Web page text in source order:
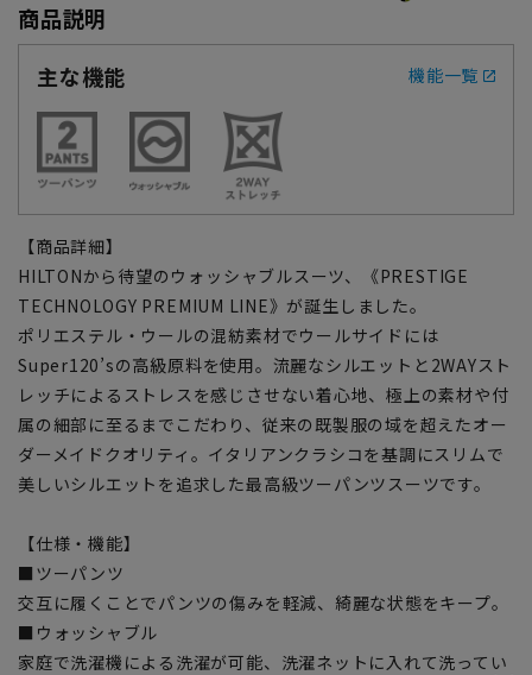
商品説明
主な機能
機能一覧
【商品詳細】
HILTONから待望のウォッシャブルスーツ、《PRESTIGE
TECHNOLOGY PREMIUM LINE》が誕生しました。
ポリエステル・ウールの混紡素材でウールサイドには
Super120’sの高級原料を使用。流麗なシルエットと2WAYスト
レッチによるストレスを感じさせない着心地、極上の素材や付
属の細部に至るまでこだわり、従来の既製服の域を超えたオー
ダーメイドクオリティ。イタリアンクラシコを基調にスリムで
美しいシルエットを追求した最高級ツーパンツスーツです。
【仕様・機能】
■ツーパンツ
交互に履くことでパンツの傷みを軽減、綺麗な状態をキープ。
■ウォッシャブル
家庭で洗濯機による洗濯が可能、洗濯ネットに入れて洗ってい